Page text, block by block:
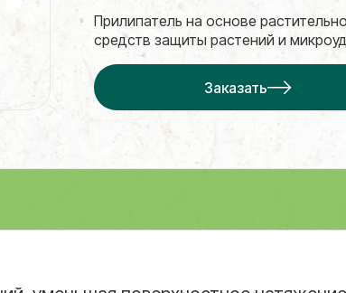
Прилипатель на основе
средств защиты растений и
Заказать